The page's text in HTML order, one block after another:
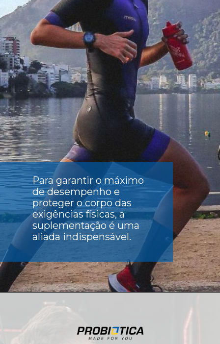
Para garantir o máximo
de desempenho e
proteger o corpo das
exigências físicas, a
suplementação é uma
aliada indispensável.